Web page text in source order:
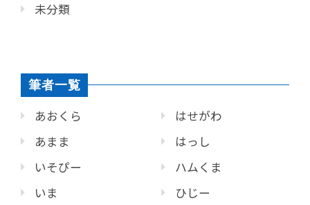
未分類
筆者一覧
あおくら
あまま
いそぴー
いま
はせがわ
はっし
ハムくま
ひじー